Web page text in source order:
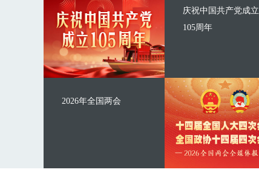
庆祝中国共产党成立
105周年
2026年全国两会